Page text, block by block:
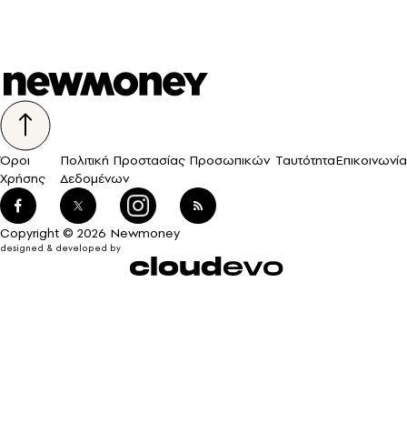
Όροι
Χρήσης
Πολιτική Προστασίας Προσωπικών
Δεδομένων
ΤαυτότηταΕπικοινωνία
Copyright © 2026 Newmoney
designed & developed by